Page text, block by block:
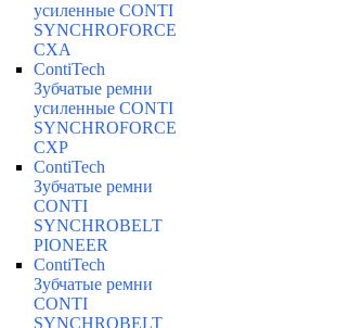
усиленные CONTI
SYNCHROFORCE
CXA
ContiTech
Зубчатые ремни
усиленные CONTI
SYNCHROFORCE
CXP
ContiTech
Зубчатые ремни
CONTI
SYNCHROBELT
PIONEER
ContiTech
Зубчатые ремни
CONTI
SYNCHROBELT